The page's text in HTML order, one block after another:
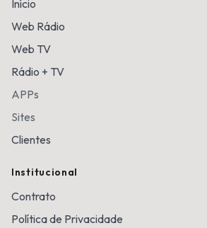
Início
Web Rádio
Web TV
Rádio + TV
APPs
Sites
Clientes
Institucional
Contrato
Política de Privacidade